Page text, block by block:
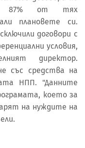
В 87% от тях
плановете си.
договори с
условия,
директор.
със средства на
НПП. "Данните
което за
на нуждите на